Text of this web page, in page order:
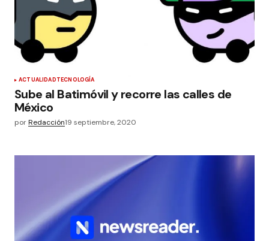
ACTUALIDADTECNOLOGÍA
Sube al Batimóvil y recorre las calles de
México
porRedacción19 septiembre, 2020